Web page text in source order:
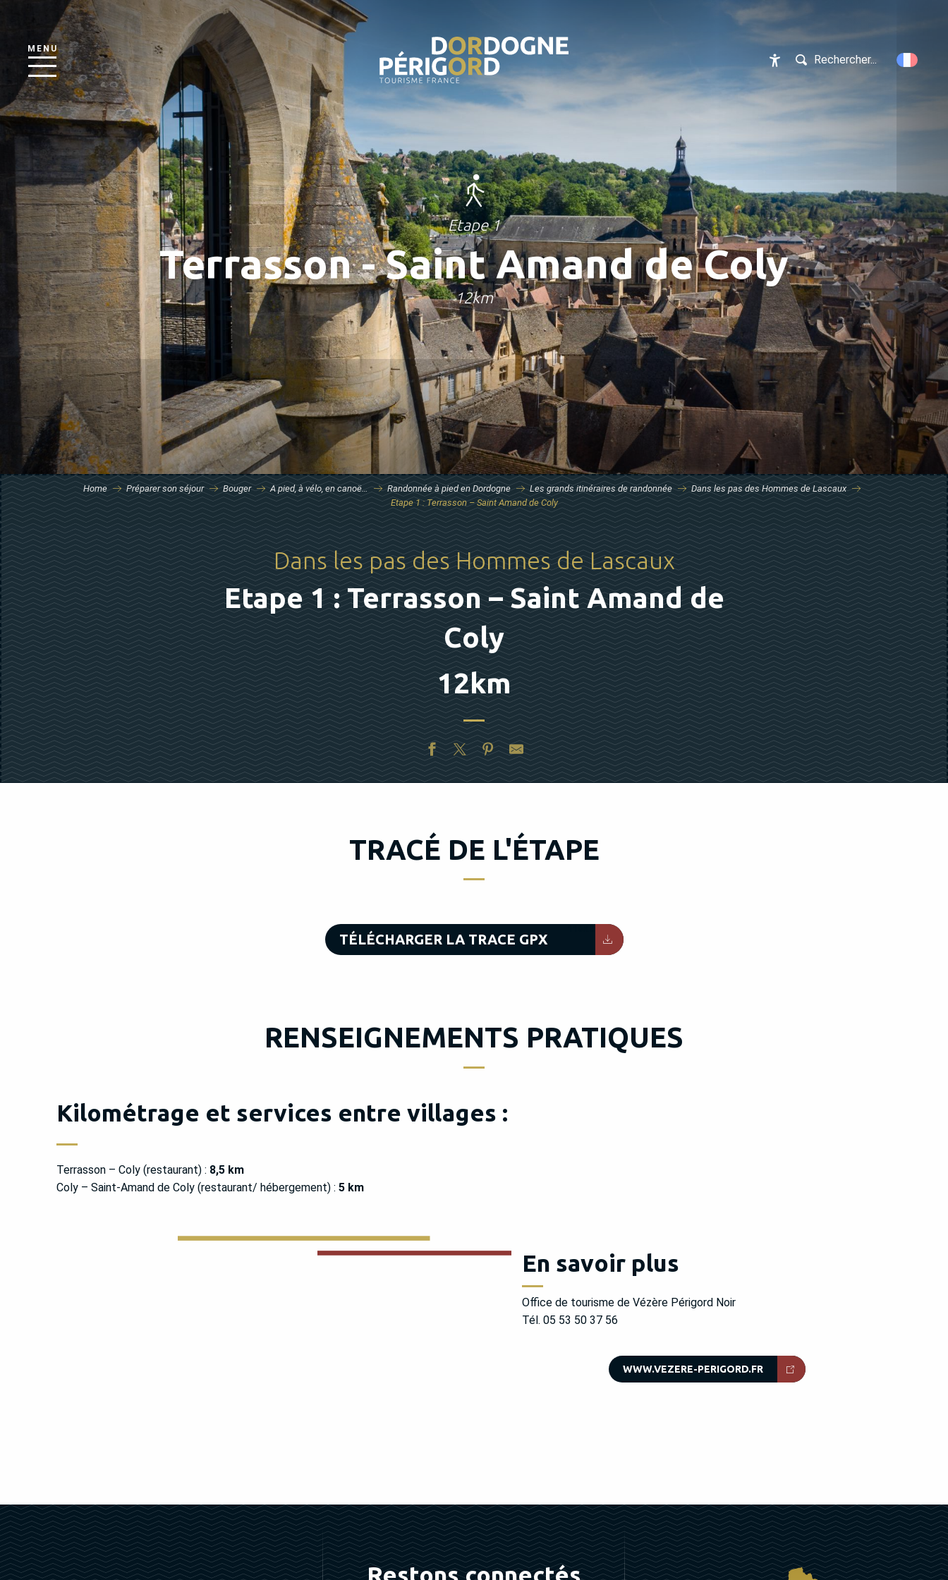
MENU
Accessibilité
Rechercher...
Etape 1
Terrasson - Saint Amand de Coly
12km
Home Préparer son séjour Bouger A pied, à vélo, en canoë… Randonnée à pied en Dordogne Les grands itinéraires de randonnée
Dans les pas des Hommes de Lascaux
Etape 1 : Terrasson – Saint Amand de Coly
Dans les pas des Hommes de Lascaux
Etape 1 : Terrasson – Saint Amand de
Coly
12km
TRACÉ DE L'ÉTAPE
TÉLÉCHARGER LA TRACE GPX
RENSEIGNEMENTS PRATIQUES
Kilométrage et services entre villages :
Terrasson – Coly (restaurant) : 8,5 km
Coly – Saint-Amand de Coly (restaurant/ hébergement) : 5 km
En savoir plus
Office de tourisme de Vézère Périgord Noir
Tél. 05 53 50 37 56
WWW.VEZERE-PERIGORD.FR
Restons connectés